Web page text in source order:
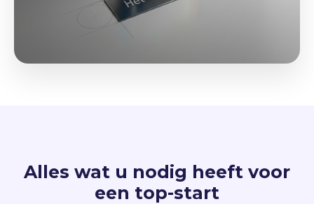
Alles wat u nodig heeft voor
een top-start